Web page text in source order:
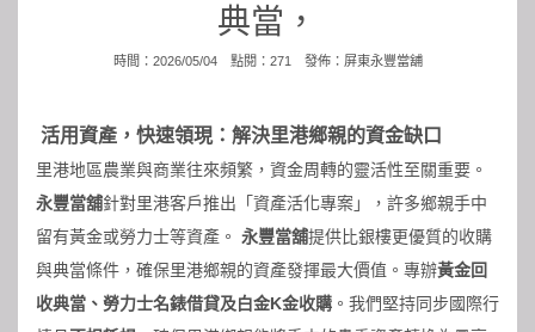
典當，
時間：2026/05/04 點閱：271 發佈： 屏東永豐當舖
活用資產，快速領現：解決里港鄉親的資金缺口
里港地區農業與商業往來頻繁，資金周轉的靈活性至關重要。
永豐當舖針對里港客戶推出「資產活化專案」，許多鄉親手中
留有黃金或勞力士等資產。 永豐當舖提供比銀樓更優質的收購
與典當條件，確保里港鄉親的資產發揮最大價值。專辦黃金回
收典當、勞力士名錶借貸及白金K金收購 。我們堅持同步國際行